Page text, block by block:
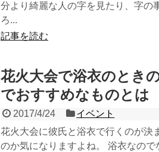
分より綺麗な人の字を見たり、字の
ろ...
記事を読む
花火大会で浴衣のとき
でおすすめなものとは
2017/4/24
イベント
花火大会に彼氏と浴衣で行くのが決
のか気になりますよね。 浴衣なの